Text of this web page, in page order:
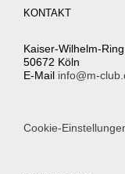
KONTAKT
Kaiser-Wilhelm-
50672 Köln
E-Mail info@m-
Cookie-